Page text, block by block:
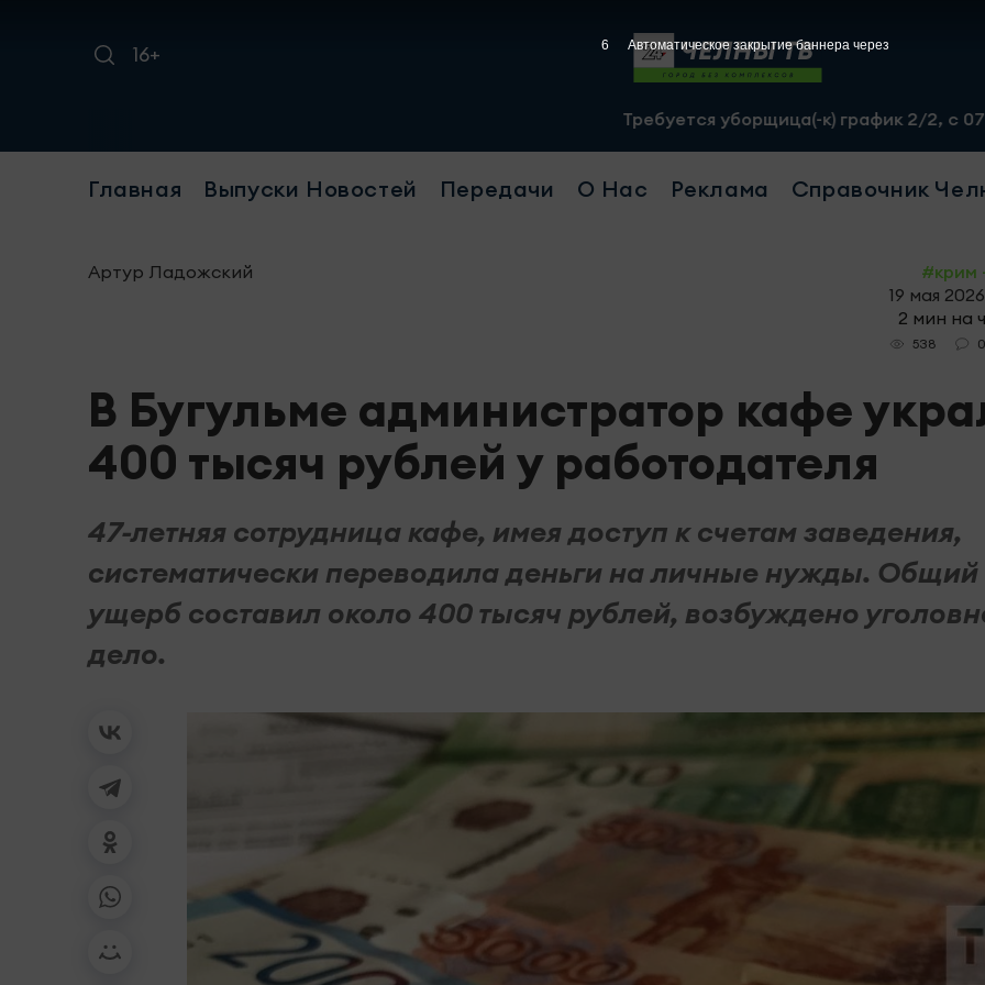
16+
Требуется уборщица(-к) график 2/2, с 07.00 до
Главная Выпуски Новостей Передачи О Нас Реклама Справочник
Артур Ладожский
#крим
19 мая
2 мин на
538 0
В Бугульме администратор кафе
400 тысяч рублей у работодателя
47-летняя сотрудница кафе, имея доступ к счетам заведения,
систематически переводила деньги на личные нужды. Общий
ущерб составил около 400 тысяч рублей, возбуждено
дело.
5 Автоматическое закрытие баннера через